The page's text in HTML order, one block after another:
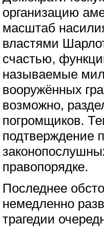
организацию
масштаб
властями
счастью,
называемые
вооружённых
возможно,
погромщиков.
подтверждение
правопорядке.
Последнее
немедленно
трагедии